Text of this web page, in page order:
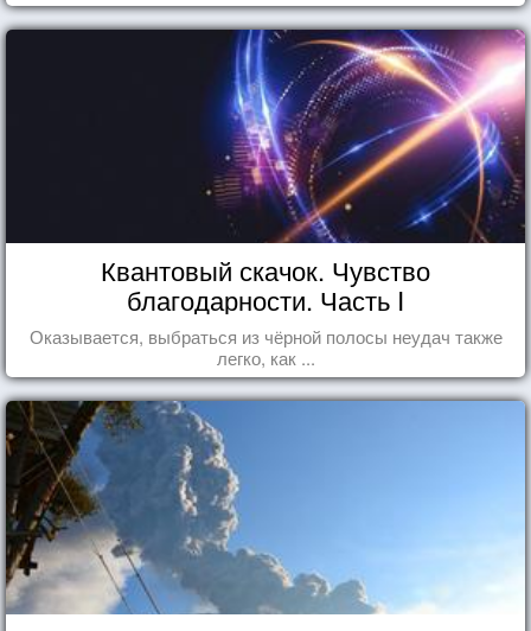
Квантовый скачок. Чувство
благодарности. Часть I
Оказывается, выбраться из чёрной полосы неудач также
легко, как ...